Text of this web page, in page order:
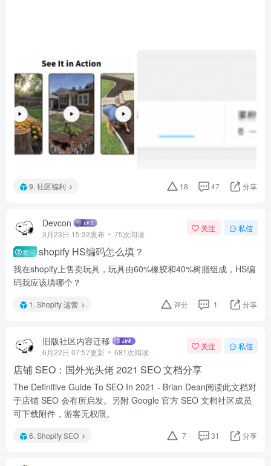
9. 社区福利 18 47 分享
Devcon
3月23日 15:32发布 75次阅读
关注 私信
提问 shopify HS编码怎么填？
我在shopify上售卖玩具，玩具由60%橡胶和40%树脂组成，HS编
码我应该填哪个？
1. Shopify 运营 评分 1 分享
旧版社区内容迁移
6月22日 07:57更新 681次阅读
关注 私信
店铺 SEO：国外光头佬 2021 SEO 文档分享
The Definitive Guide To SEO In 2021 - Brian Dean阅读此文档对
于店铺 SEO 会有所启发。另附 Google 官方 SEO 文档社区成员
可下载附件，游客无权限。
6. Shopify SEO 7 31 分享